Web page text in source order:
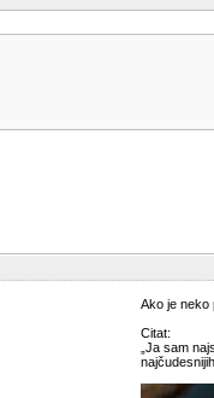
Ako je neko
Citat:
„Ja sam